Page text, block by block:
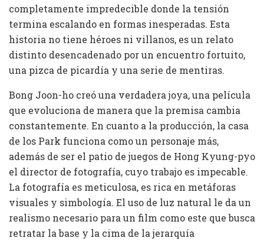
completamente impredecible donde la tensión
termina escalando en formas inesperadas. Esta
historia no tiene héroes ni villanos, es un relato
distinto desencadenado por un encuentro fortuito,
una pizca de picardía y una serie de mentiras.
Bong Joon-ho creó una verdadera joya, una película
que evoluciona de manera que la premisa cambia
constantemente. En cuanto a la producción, la casa
de los Park funciona como un personaje más,
además de ser el patio de juegos de Hong Kyung-pyo
el director de fotografía, cuyo trabajo es impecable.
La fotografía es meticulosa, es rica en metáforas
visuales y simbología. El uso de luz natural le da un
realismo necesario para un film como este que busca
retratar la base y la cima de la jerarquía